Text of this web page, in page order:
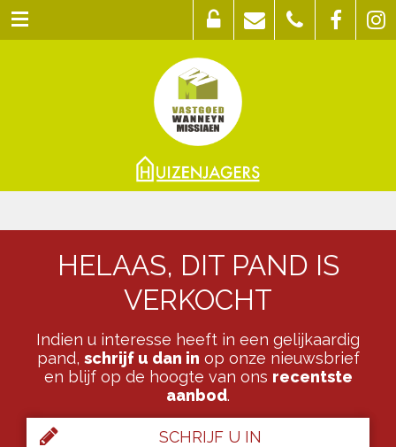
HELAAS, DIT PAND IS
VERKOCHT
Indien u interesse heeft in een gelijkaardig
pand, schrijf u dan in op onze nieuwsbrief
en blijf op de hoogte van ons recentste
aanbod.
SCHRIJF U IN